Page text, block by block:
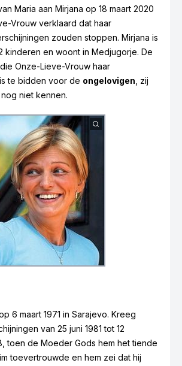
Maria aan Mirjana op 18 maart 2020
Vrouw verklaard dat haar
zouden stoppen. Mirjana is
kinderen en woont in Medjugorje. De
Onze-Lieve-Vrouw haar
te bidden voor de ongelovigen , zij
niet kennen.
6 maart 1971 in Sarajevo. Kreeg
van 25 juni 1981 tot 12
toen de Moeder Gods hem het tiende
toevertrouwde en hem zei dat hij